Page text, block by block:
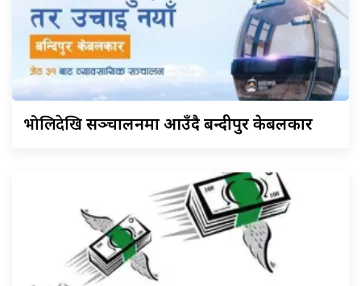
भोलिदेखिसञ्चालनमा आउँदै बन्दीपुर केबलकार